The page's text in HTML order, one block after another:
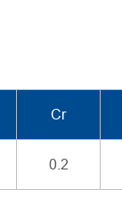
Cr
0.2